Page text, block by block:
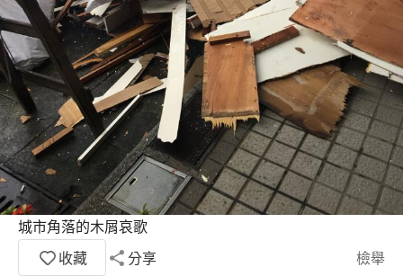
城市角落的木屑哀歌
收藏
分享 檢舉